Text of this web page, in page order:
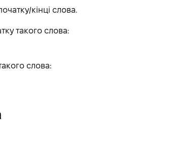
кінці слова.
такого слова:
слова: